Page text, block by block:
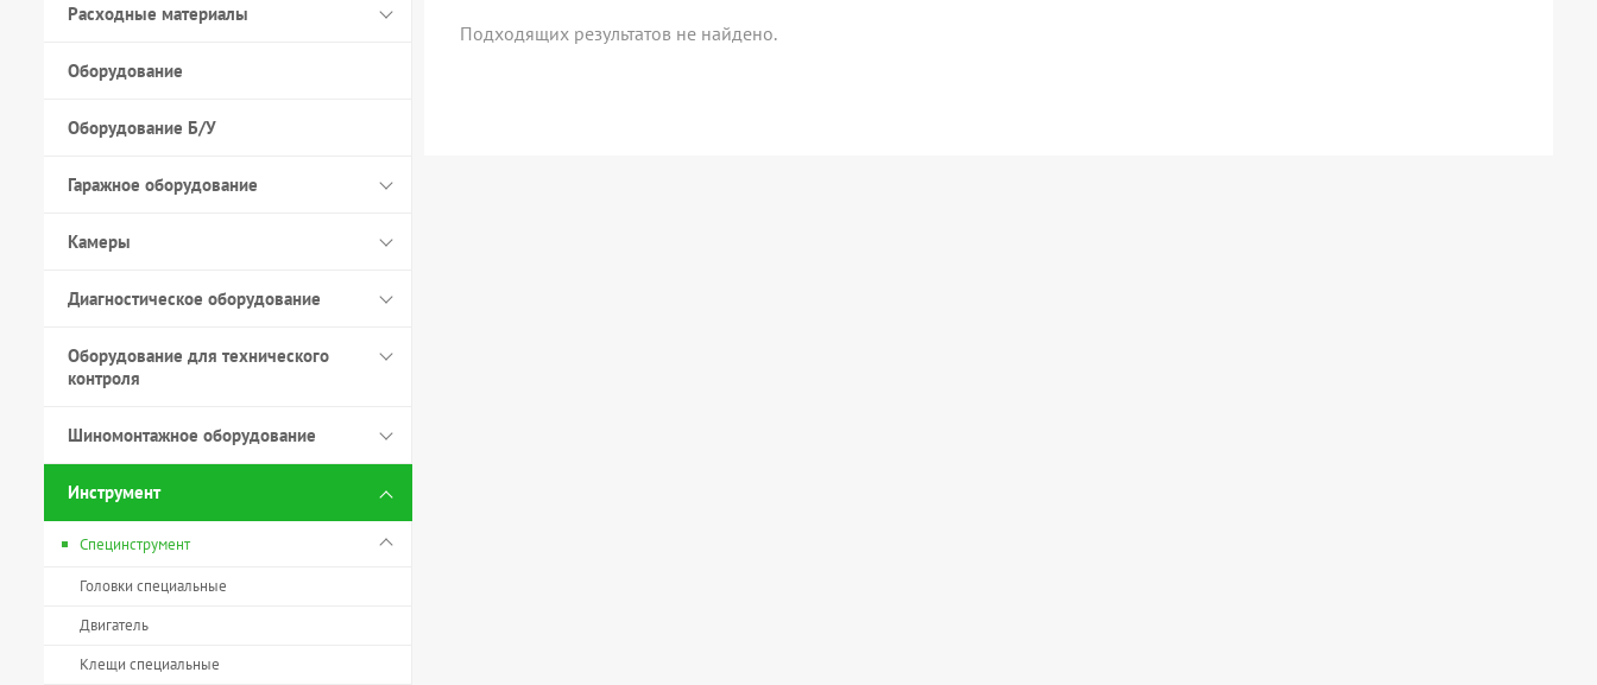
Расходные материалы
Оборудование
Оборудование Б/У
Гаражное оборудование
Камеры
Диагностическое оборудование
Оборудование для технического
контроля
Шиномонтажное оборудование
Инструмент
Специнструмент
Головки специальные
Двигатель
Клещи специальные
Подходящих результатов не найдено.